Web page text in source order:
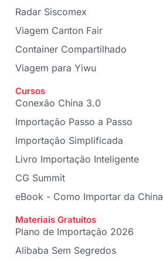
Radar Siscomex
Viagem Canton Fair
Container Compartilhado
Viagem para Yiwu
Cursos
Conexão China 3.0
Importação Passo a Passo
Importação Simplificada
Livro Importação Inteligente
CG Summit
eBook - Como Importar da China
Materiais Gratuitos
Plano de Importação 2026
Alibaba Sem Segredos